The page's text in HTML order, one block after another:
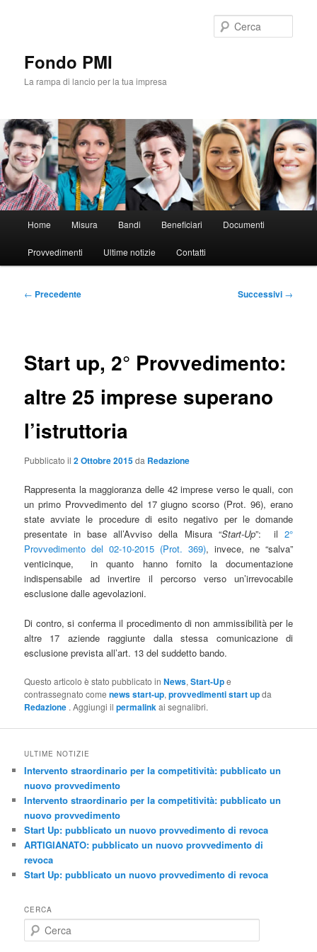
Fondo PMI
La rampa di lancio per la tua impresa
principale
Home Misura Bandi Beneficiari Documenti
Provvedimenti Ultime notizie Contatti
Navigazione
← Precedente Successivi →
Start up, 2° Provvedimento:
altre 25 imprese superano
l’istruttoria
Pubblicato il2 Ottobre 2015da Redazione
Rappresenta la maggioranza delle 42 imprese verso le quali, con
un primo Provvedimento del 17 giugno scorso (Prot. 96), erano
state avviate le procedure di esito negativo per le domande
presentate in base all’Avviso della Misura “Start-Up”: il 2°
Provvedimento del 02-10-2015 (Prot. 369), invece, ne “salva”
venticinque, in quanto hanno fornito la documentazione
indispensabile ad invertire il percorso verso un’irrevocabile
esclusione dalle agevolazioni.
Di contro, si conferma il procedimento di non ammissibilità per le
altre 17 aziende raggiunte dalla stessa comunicazione di
esclusione prevista all’art. 13 del suddetto bando.
Questo articolo è stato pubblicato inNews,Start-Upe
contrassegnato comenews start-up,provvedimenti start upda
Redazione . Aggiungi ilpermalinkai segnalibri.
ULTIME NOTIZIE
Intervento straordinario per la competitività: pubblicato un
nuovo provvedimento
Intervento straordinario per la competitività: pubblicato un
nuovo provvedimento
Start Up: pubblicato un nuovo provvedimento di revoca
ARTIGIANATO: pubblicato un nuovo provvedimento di
revoca
Start Up: pubblicato un nuovo provvedimento di revoca
CERCA
e